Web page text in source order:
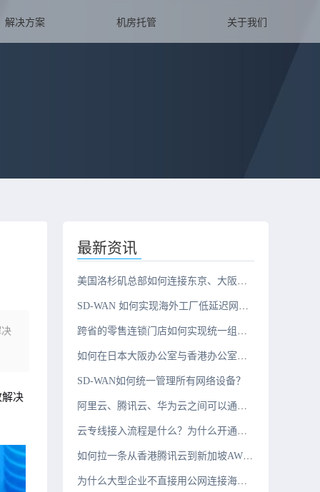
解决方案 机房托管 关于我们
解决
最新资讯
美国洛杉矶总部如何连接东京、大阪、新加坡三地办公室？
SD-WAN 如何实现海外工厂低延迟网络？
跨省的零售连锁门店如何实现统一组网？
如何在日本大阪办公室与香港办公室之间搭建组网？
SD-WAN如何统一管理所有网络设备？
阿里云、腾讯云、华为云之间可以通过云专线互联吗？
云专线接入流程是什么？为什么开通周期需要几周？
如何拉一条从香港腾讯云到新加坡AWS的10G云专线？
为什么大型企业不直接用公网连接海外办公室？